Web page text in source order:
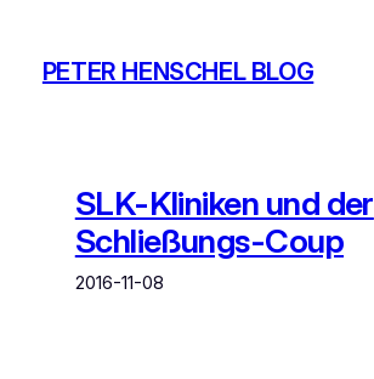
springen
PETER HENSCHEL BLOG
SLK-Kliniken und der
Schließungs-Coup
2016-11-08